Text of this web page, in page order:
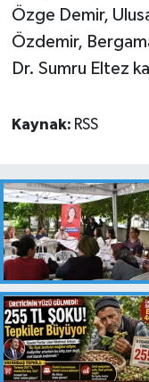
Özge Demir,
Özdemir,
Dr. Sumru Eltez
Kaynak: RSS